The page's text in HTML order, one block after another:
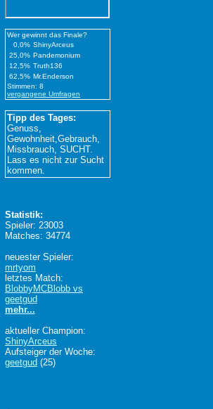
Wer gewinnt das Finale?
0,0% ShinyArceus
25,0% Pandemonium
12,5% Truth136
62,5% Mr.Enderson
Stimmen: 8
vergangene Umfragen
Tipp des Tages:
Genuss,
Gewohnheit,Gebrauch,
Missbrauch, SUCHT.
Lass es nicht zur Sucht
kommen.
Statistik:
Spieler: 23003
Matches: 34774
neuester Spieler:
mrtyom
letztes Match:
BlobbyMCBlobb vs
geetgud
mehr...
aktueller Champion:
ShinyArceus
Aufsteiger der Woche:
geetgud (25)